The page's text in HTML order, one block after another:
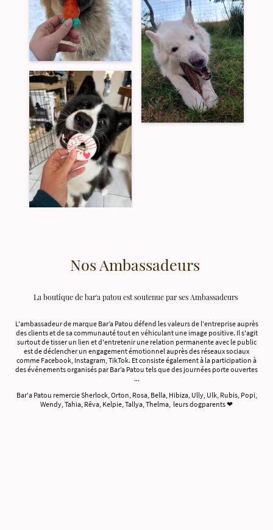
Nos Ambassadeurs
La boutique de bar'a patou est soutenue par ses Ambassadeurs
L'ambassadeur de marque Bar’a Patou défend les valeurs de l'entreprise auprès
des clients et de sa communauté tout en véhiculant une image positive. Il s'agit
surtout de tisser un lien et d'entretenir une relation permanente avec le public
est de déclencher un engagement émotionnel auprès des réseaux sociaux
comme Facebook, Instagram, TikTok. Et consiste également à la participation à
des événements organisés par Bar’a Patou tels que des journées porte ouvertes
...
Bar'a Patou remercie Sherlock, Orton, Rosa, Bella, Hibiza, Ully, Ulk, Rubis, Popi,
Wendy, Tahia, Rêva, Kelpie, Tallya, Thelma, leurs dogparents ❤